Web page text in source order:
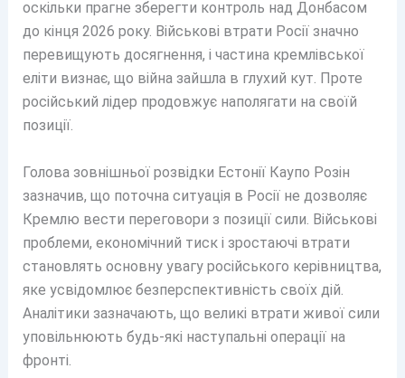
оскільки прагне зберегти контроль над Донбасом
до кінця 2026 року. Військові втрати Росії значно
перевищують досягнення, і частина кремлівської
еліти визнає, що війна зайшла в глухий кут. Проте
російський лідер продовжує наполягати на своїй
позиції.
Голова зовнішньої розвідки Естонії Каупо Розін
зазначив, що поточна ситуація в Росії не дозволяє
Кремлю вести переговори з позиції сили. Військові
проблеми, економічний тиск і зростаючі втрати
становлять основну увагу російського керівництва,
яке усвідомлює безперспективність своїх дій.
Аналітики зазначають, що великі втрати живої сили
уповільнюють будь-які наступальні операції на
фронті.